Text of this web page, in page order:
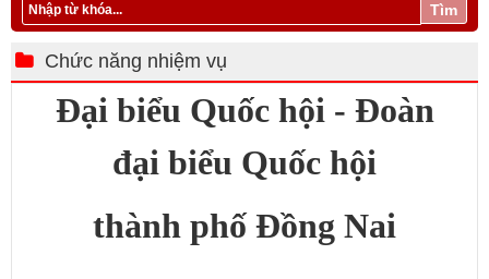
Tìm
Chức năng nhiệm vụ
Đại biểu Quốc hội - Đoàn
đại biểu Quốc hội
thành phố Đồng Nai